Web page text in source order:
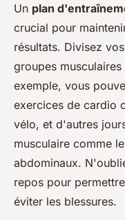
Un plan
crucial pour
résultats. Divisez
groupes
exemple, vous
exercices de cardio
vélo, et d'autres
musculaire comme
abdominaux.
repos pour
éviter les blessures.